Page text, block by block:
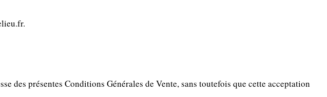
des présentes Conditions Générales de Vente, sans toutefois que cette acceptation